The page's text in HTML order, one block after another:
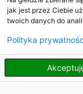
jak jest przez Ciebie
twoich danych do
Polityka